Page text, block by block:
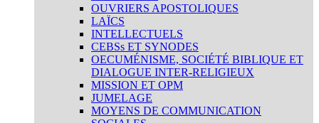
OUVRIERS APOSTOLIQUES
LAÏCS
INTELLECTUELS
CEBSs ET SYNODES
OECUMÉNISME, SOCIÉTÉ BIBLIQUE ET
DIALOGUE INTER-RELIGIEUX
MISSION ET OPM
JUMELAGE
MOYENS DE COMMUNICATION